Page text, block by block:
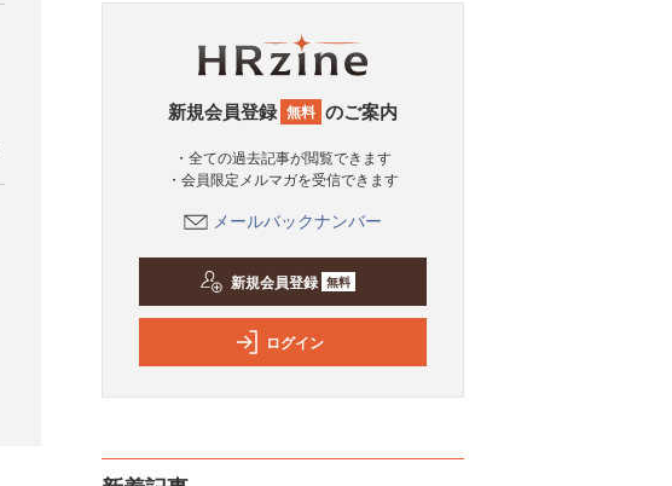
新規会員登録 無料 のご案内
・全ての過去記事が閲覧できます
・会員限定メルマガを受信できます
メールバックナンバー
新規会員登録 無料
ログイン